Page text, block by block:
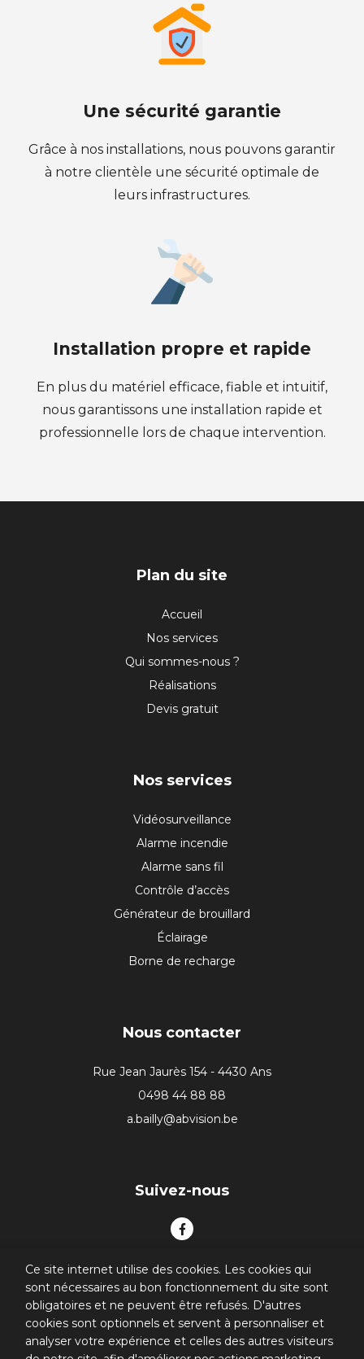
Une sécurité garantie
Grâce à nos installations, nous pouvons garantir
à notre clientèle une sécurité optimale de
leurs infrastructures.
Installation propre et rapide
En plus du matériel efficace, fiable et intuitif,
nous garantissons une installation rapide et
professionnelle lors de chaque intervention.
Ce site internet utilise des cookies. Les cookies qui
sont nécessaires au bon fonctionnement du site sont
obligatoires et ne peuvent être refusés. D'autres
cookies sont optionnels et servent à personnaliser et
analyser votre expérience et celles des autres visiteurs
Plan du site
Accueil
Nos services
Qui sommes-nous ?
Réalisations
Devis gratuit
Nos services
Vidéosurveillance
Alarme incendie
Alarme sans fil
Contrôle d’accès
Générateur de brouillard
Éclairage
Borne de recharge
Nous contacter
Rue Jean Jaurès 154 - 4430 Ans
0498 44 88 88
a.bailly@abvision.be
Suivez-nous
© 2026. All rights reserved